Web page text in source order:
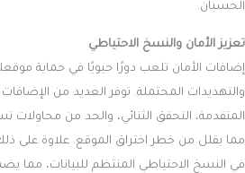
الحسبان.
تعزيز الأمان والنسخ الاحتياطي
إضافات الأمان تلعب دورًا حيويًا في حماية
والتهديدات المحتملة. توفر العديد من
المتقدمة، التحقق الثنائي، والحد من محاولات
مما يقلل من خطر اختراق الموقع. علاوة
في النسخ الاحتياطي المنتظم للبيانات، مما